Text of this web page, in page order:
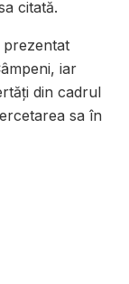
citată.
iar
din cadrul
sa în